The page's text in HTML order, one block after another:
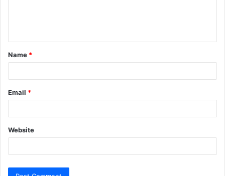
t
*
Name *
Email *
Website